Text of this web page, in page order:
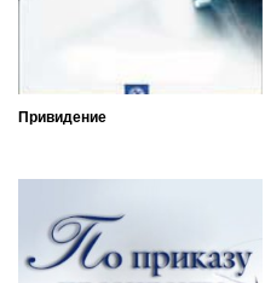
Привидение